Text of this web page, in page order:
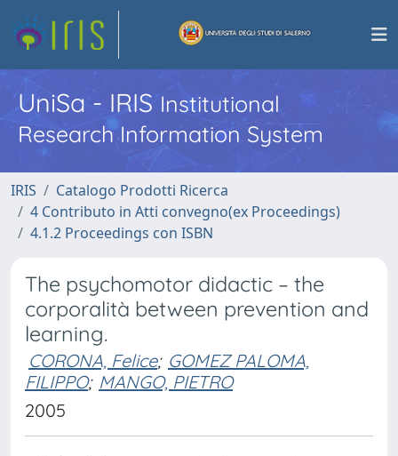
UniSa - IRISInstitutional
Research Information System
IRIS
Catalogo Prodotti Ricerca
4 Contributo in Atti convegno(ex Proceedings)
4.1.2 Proceedings con ISBN
The psychomotor didactic – the
corporalità between prevention and
learning.
CORONA, Felice; GOMEZ PALOMA,
FILIPPO; MANGO, PIETRO
2005